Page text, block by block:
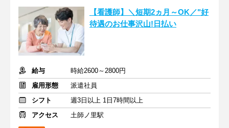
【看護師】＼短期2ヵ月～OK／"好
待遇のお仕事沢山!日払い
給与
時給2600～2800円
雇用形態
派遣社員
シフト
週3日以上 1日7時間以上
アクセス
土師ノ里駅